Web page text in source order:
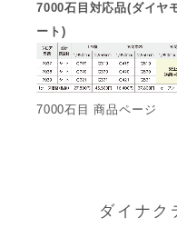
7000石目対応品(ダイヤ
ート)
7000石目 商品ページ
ダイナク